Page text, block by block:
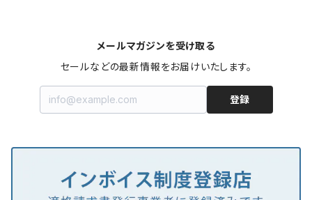
メールマガジンを受け取る
セールなどの最新情報をお届けいたします。
登録